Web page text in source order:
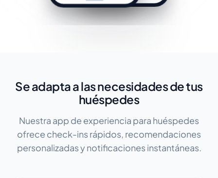
Se adapta a las necesidades de tus
huéspedes
Nuestra app de experiencia para huéspedes
ofrece check-ins rápidos, recomendaciones
personalizadas y notificaciones instantáneas.